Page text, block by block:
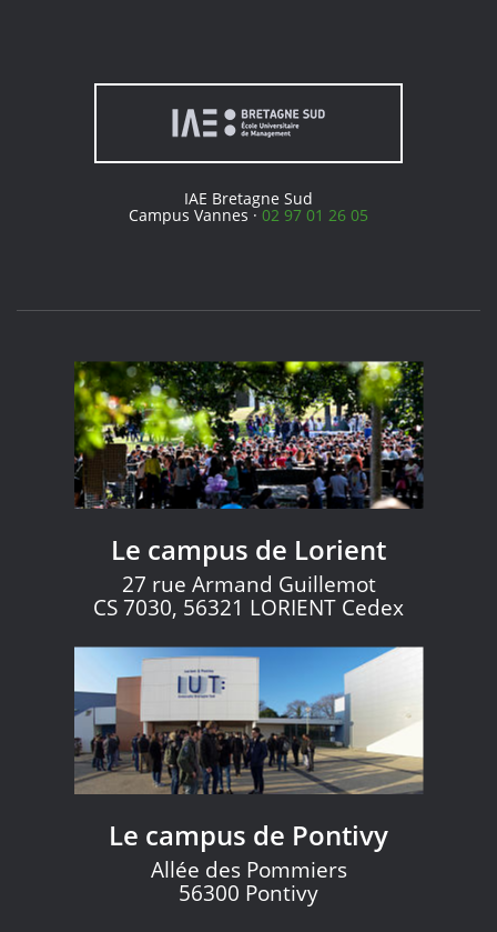
IAE Bretagne Sud
Campus Vannes ·02 97 01 26 05
Le campus de Lorient
27 rue Armand Guillemot
CS 7030, 56321 LORIENT Cedex
Le campus de Pontivy
Allée des Pommiers
56300 Pontivy